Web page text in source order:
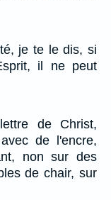
je te le dis, si
il ne peut
de Christ,
de l'encre,
non sur des
de chair, sur